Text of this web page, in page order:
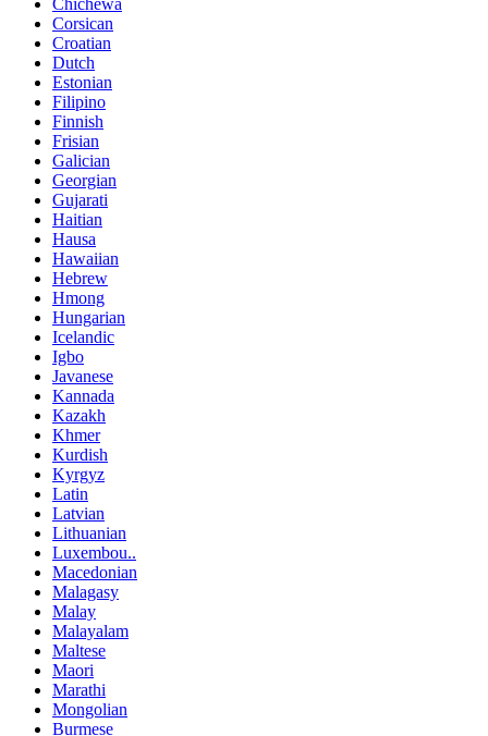
Chichewa
Corsican
Croatian
Dutch
Estonian
Filipino
Finnish
Frisian
Galician
Georgian
Gujarati
Haitian
Hausa
Hawaiian
Hebrew
Hmong
Hungarian
Icelandic
Igbo
Javanese
Kannada
Kazakh
Khmer
Kurdish
Kyrgyz
Latin
Latvian
Lithuanian
Luxembou..
Macedonian
Malagasy
Malay
Malayalam
Maltese
Maori
Marathi
Mongolian
Burmese